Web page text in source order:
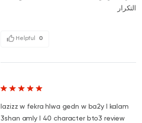
التكرار
Helpful 0
lazizz w fekra hlwa gedn w ba2y l kalam
3shan amly l 40 character bto3 review